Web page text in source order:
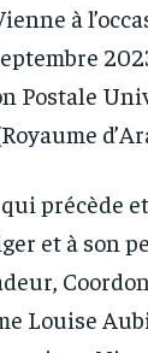
1-YEAR
/ year
you get access to
and articles for a whole
1-YEAR
/ year
you get access to
and articles for a whole
à
Postale
qui précède
et à son
Louise